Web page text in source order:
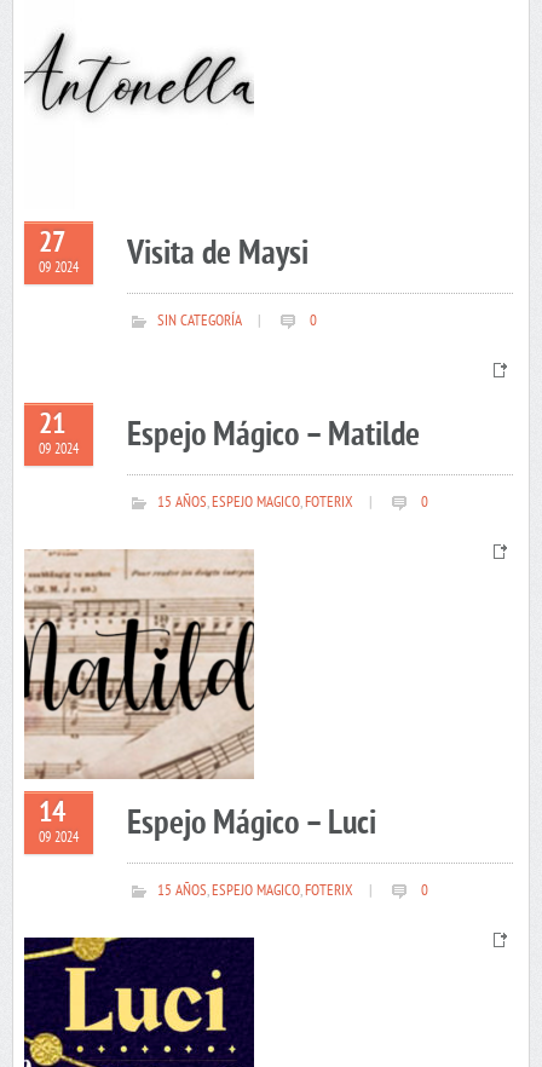
27
09 2024 Visita de Maysi
SIN CATEGORÍA 0
21
09 2024 Espejo Mágico – Matilde
15 AÑOS,ESPEJO MAGICO,FOTERIX 0
14
09 2024 Espejo Mágico – Luci
15 AÑOS,ESPEJO MAGICO,FOTERIX 0